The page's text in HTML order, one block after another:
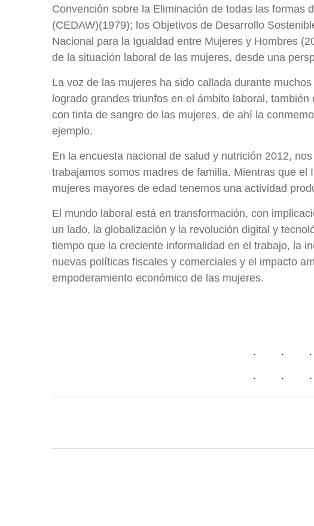
Convención sobre la Eliminación de todas las formas
(CEDAW)(1979); los Objetivos de Desarrollo
Nacional para la Igualdad entre Mujeres y Hombres
de la situación laboral de las mujeres, desde una
La voz de las mujeres ha sido callada durante
logrado grandes triunfos en el ámbito laboral,
con tinta de sangre de las mujeres, de ahí la
ejemplo.
En la encuesta nacional de salud y nutrición 2012,
trabajamos somos madres de familia. Mientras que el
mujeres mayores de edad tenemos una actividad
El mundo laboral está en transformación, con
un lado, la globalización y la revolución digital y
tiempo que la creciente informalidad en el trabajo, la
nuevas políticas fiscales y comerciales y el impacto
empoderamiento económico de las mujeres.